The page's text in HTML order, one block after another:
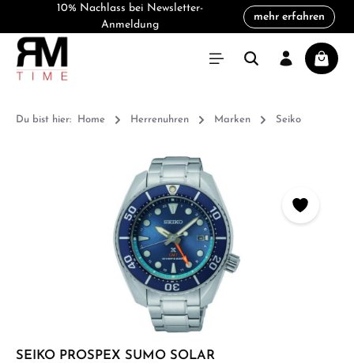
10% Nachlass bei Newsletter-
Anmeldung
mehr erfahren
Du bist hier: Home Herrenuhren Marken Seiko
Bildergalerie überspringen
SEIKO PROSPEX SUMO SOLAR